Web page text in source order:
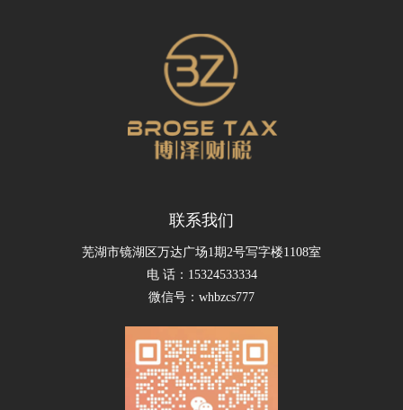
联系我们
芜湖市镜湖区万达广场1期2号写字楼1108室
电 话：15324533334
微信号：whbzcs777